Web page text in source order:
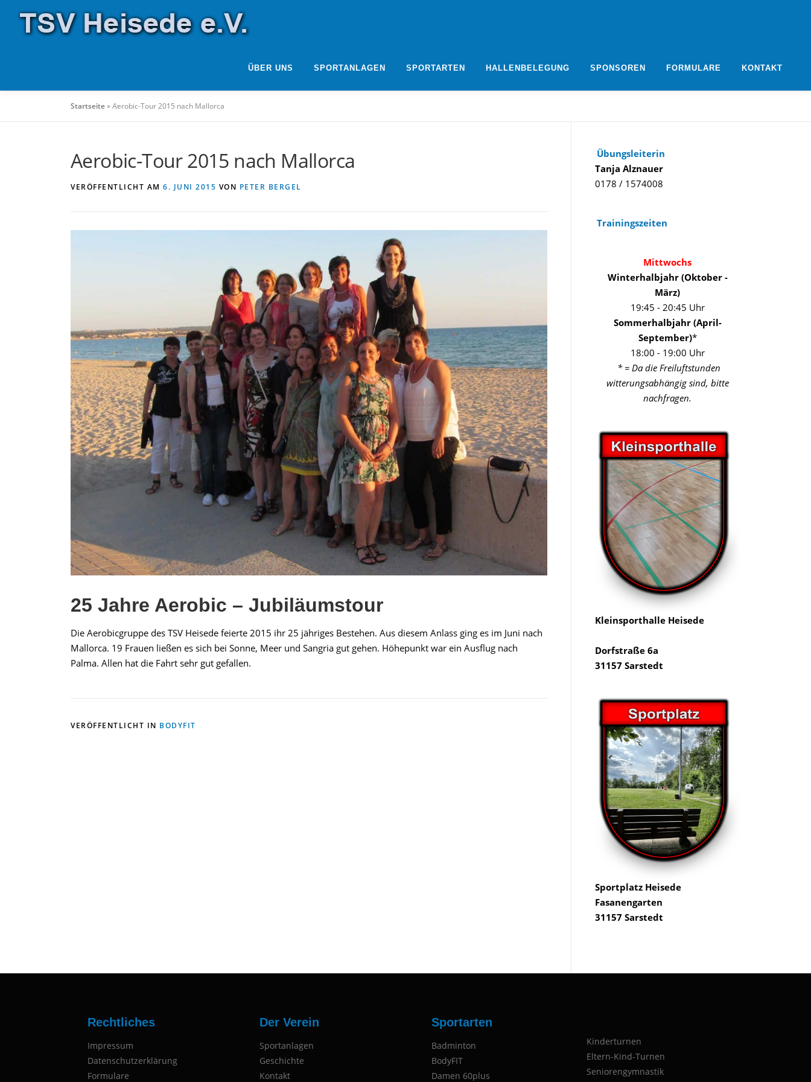
Inhalt
springen
ÜBER UNS SPORTANLAGEN SPORTARTEN HALLENBELEGUNG SPONSOREN FORMULARE KONTAKT
Startseite»Aerobic-Tour 2015 nach Mallorca
Aerobic-Tour 2015 nach Mallorca
VERÖFFENTLICHT AM 6. JUNI 2015 VON PETER BERGEL
25 Jahre Aerobic – Jubiläumstour
Die Aerobicgruppe des TSV Heisede feierte 2015 ihr 25 jähriges Bestehen. Aus diesem Anlass ging es im Juni nach
Mallorca. 19 Frauen ließen es sich bei Sonne, Meer und Sangria gut gehen. Höhepunkt war ein Ausflug nach
Palma. Allen hat die Fahrt sehr gut gefallen.
VERÖFFENTLICHT IN BODYFIT
Übungsleiterin
Tanja Alznauer
0178 / 1574008
Trainingszeiten
Mittwochs
Winterhalbjahr (Oktober -
März)
19:45 - 20:45 Uhr
Sommerhalbjahr (April-
September)*
18:00 - 19:00 Uhr
* = Da die Freiluftstunden
witterungsabhängig sind, bitte
nachfragen.
Kleinsporthalle Heisede
Dorfstraße 6a
31157 Sarstedt
Sportplatz Heisede
Fasanengarten
31157 Sarstedt
Rechtliches
Impressum
Datenschutzerklärung
Formulare
Der Verein
Sportanlagen
Geschichte
Kontakt
Sportarten
Badminton
BodyFIT
Damen 60plus
Kinderturnen
Eltern-Kind-Turnen
Seniorengymnastik